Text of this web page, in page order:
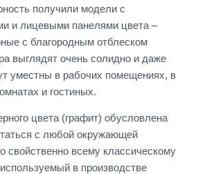
получили модели с
и лицевыми панелями цвета –
с благородным отблеском
выглядят очень солидно и даже
уместны в рабочих помещениях, в
и гостиных.
цвета (графит) обусловлена
с любой окружающей
свойственно всему классическому
в производстве